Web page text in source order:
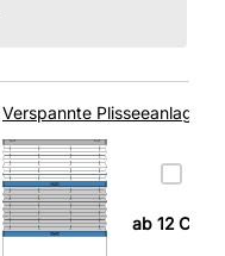
Ver­spannte Plissee­anlage
ab 12 CHF